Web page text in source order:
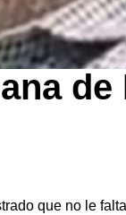
de
que no le